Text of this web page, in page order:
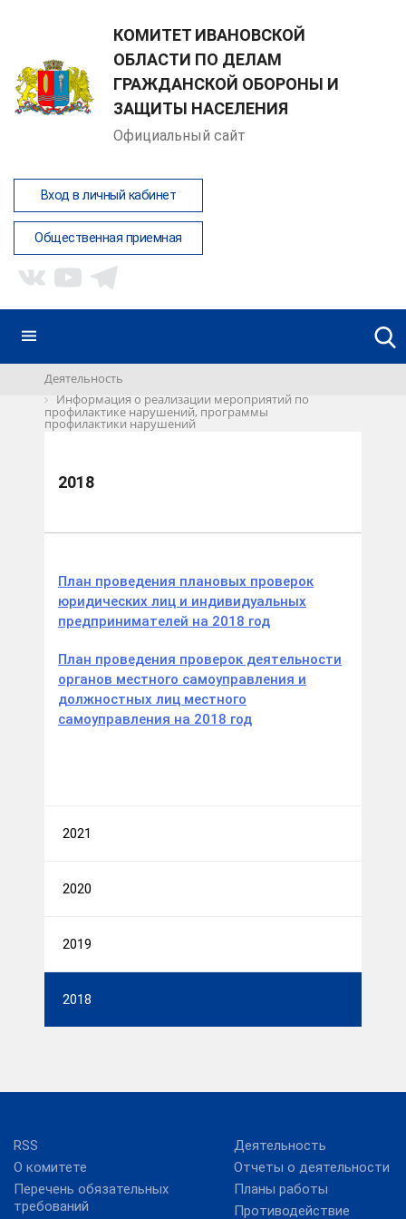
КОМИТЕТ ИВАНОВСКОЙ
ОБЛАСТИ ПО ДЕЛАМ
ГРАЖДАНСКОЙ ОБОРОНЫ И
ЗАЩИТЫ НАСЕЛЕНИЯ
Официальный сайт
Вход в личный кабинет
Общественная приемная
Деятельность
Информация о реализации мероприятий по
профилактике нарушений, программы
профилактики нарушений
2018
План проведения плановых проверок
юридических лиц и индивидуальных
предпринимателей на 2018 год
План проведения проверок деятельности
органов местного самоуправления и
должностных лиц местного
самоуправления на 2018 год
2021
2020
2019
2018
RSS
О комитете
Перечень обязательных
требований
Деятельность
Отчеты о деятельности
Планы работы
Противодействие